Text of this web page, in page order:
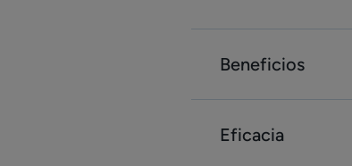
Beneficios
Eficacia